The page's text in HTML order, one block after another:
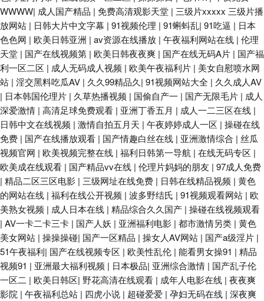
WWWW| 成人国产精品 | 免费高清观影天堂 | 三级片xxxxx 三级片播
放网站 | 日韩大片中文字幕 | 91视频伦理 | 91蝌蚪乱| 91吃逼 | 日本
色色网 | 欧美日韩亚洲 | av资源在线播放 | 午夜福利网站在线 | 伦理
天堂 | 国产在线视频第 | 欧美日韩夜夜爽 | 国产在线无码A片 | 国产福
利一区二区 | 成人无码成人视频 | 欧美午夜福利片 | 美女自慰喷水网
站 | 淫交黑料吃瓜AV | 久久99精品久 | 91视频网站大全 | 久久成人AV
| 日本韩国伦理片 | 久草热播视频 | 国偷自产一 | 国产无限毛片 | 成人
深爱激情 | 高清足球免费观看 | 亚洲丁香五月 | 成人一二三区在线 |
日韩中文在线视频 | 激情自拍五月天 | 午夜婷婷成人一区 | 操碰在线
免费 | 国产在线播放观看 | 国产情趣白丝在线 | 亚洲激情综合 | 丝瓜
视频官网 | 欧美视频完整在线 | 福利日韩第一导航 | 在线无码专区 |
欧美成在线观看 | 国产精品vv在线 | 伦理片妈妈的朋友 | 97成人免费
| 精品二区三区电影 | 三级网址在线免费 | 日韩在线精品视频 | 黄色
的网站在线 | 福利在线公开视频 | 波多野结氏 | 91视频观看网站 | 欧
美熟女视频 | 成人日本在线 | 精品综合久久国产 | 操碰在线视频观看
| AV一卡二卡三卡 | 国产人妖 | 亚洲福利电影 | 都市激情另类 | 黄色
美女网站 | 操操操碰| 国产一区精品 | 操女人AV网站 | 国产a级淫片 |
51午夜福利| 国产在线视频专区 | 欧美性乱伦 | 能看男女操91 | 精品
视频91 | 亚洲最大福利视频 | 日本极品| 亚洲综合激情 | 国产乱子伦
一区二 | 欧美日韩区| 野花高清在线观看 | 成年人电影在线 | 夜夜爽
影院 | 午夜福利总站 | 四虎小说 | 超碰爱爱 | 孕妇无码在线 | 深夜爽